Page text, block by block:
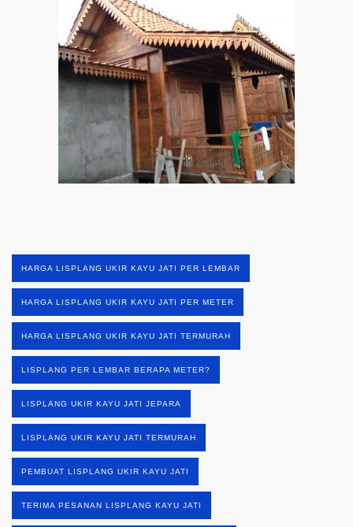
HARGA LISPLANG UKIR KAYU JATI PER LEMBAR
HARGA LISPLANG UKIR KAYU JATI PER METER
HARGA LISPLANG UKIR KAYU JATI TERMURAH
LISPLANG PER LEMBAR BERAPA METER?
LISPLANG UKIR KAYU JATI JEPARA
LISPLANG UKIR KAYU JATI TERMURAH
PEMBUAT LISPLANG UKIR KAYU JATI
TERIMA PESANAN LISPLANG KAYU JATI